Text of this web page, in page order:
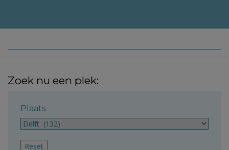
Zoek nu een plek:
Plaats